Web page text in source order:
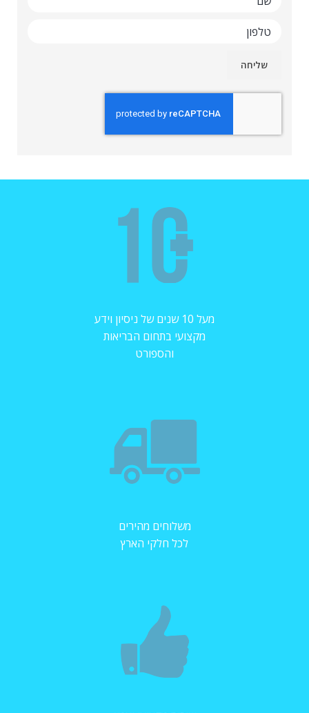
מעל 10 שנים של ניסיון וידע
מקצועי בתחום הבריאות
והספורט
משלוחים מהירים
לכל חלקי הארץ